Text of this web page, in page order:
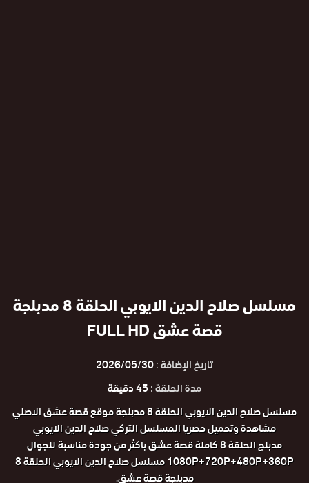
مسلسل صلاح الدين الايوبي الحلقة 8 مدبلجة
قصة عشق FULL HD
تاريخ الإضافة :2026/05/30
مدة الحلقة :45 دقيقة
مسلسل صلاح الدين الايوبي الحلقة 8 مدبلجة موقع قصة عشق الاصلي
مشاهدة وتحميل حصريا المسلسل التركي صلاح الدين الايوبي
مدبلج الحلقة 8 كاملة قصة عشق باكثر من جودة مناسبة للجوال
1080P+720P+480P+360P مسلسل صلاح الدين الايوبي الحلقة 8
مدبلجة قصة عشق.